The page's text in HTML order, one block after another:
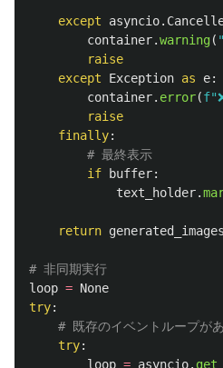
except asyncio.
container.warning( "
raise
except
Exception as e:
container. error(f"
raise
finally:
if
buffer:
text_holder.
return generated_images
loop = None
try:
try:
loop = asyncio.